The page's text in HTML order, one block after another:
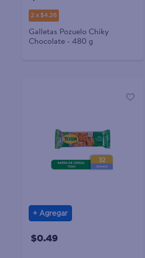
2 x $4.26
Galletas Pozuelo Chiky
Chocolate - 480 g
Agregar
$0.49